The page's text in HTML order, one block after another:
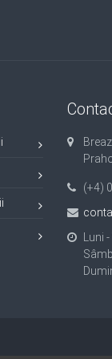
(+4)
Luni